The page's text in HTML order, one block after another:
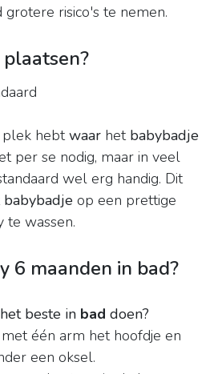
risico's te nemen.
plek hebtwaar het babybadje
per se nodig, maar in veel
wel erg handig. Dit
babybadje op een prettige
te wassen.
6 maanden in bad?
het beste in bad doen?
één arm het hoofdje en
een oksel.